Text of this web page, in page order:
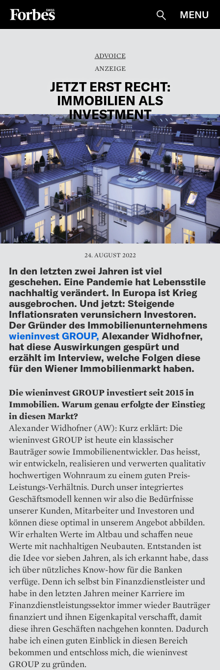
Suche
MENU
ADVOICE
JETZT ERST RECHT:
IMMOBILIEN ALS
INVESTMENT
24. AUGUST 2022
In den letzten zwei Jahren ist viel
geschehen. Eine Pandemie hat Lebensstile
nachhaltig verändert. In Europa ist Krieg
ausgebrochen. Und jetzt: Steigende
Inflationsraten verunsichern Investoren.
Der Gründer des Immobilienunternehmens
wieninvest GROUP, Alexander Widhofner,
hat diese Auswirkungen gespürt und
erzählt im Interview, welche Folgen diese
für den Wiener Immobilienmarkt haben.
Die wieninvest GROUP investiert seit 2015 in
Immobilien. Warum genau erfolgte der Einstieg
in diesen Markt?
Alexander Widhofner (AW): Kurz erklärt: Die
wieninvest GROUP ist heute ein klassischer
Bauträger sowie Immobilienentwickler. Das heisst,
wir entwickeln, realisieren und verwerten qualitativ
hochwertigen Wohnraum zu einem guten Preis-
Leistungs-Verhältnis. Durch unser integriertes
Geschäftsmodell kennen wir also die Bedürfnisse
unserer Kunden, Mitarbeiter und Investoren und
können diese optimal in unserem Angebot abbilden.
Wir erhalten Werte im Altbau und schaffen neue
Werte mit nachhaltigen Neubauten. Entstanden ist
die Idee vor sieben Jahren, als ich erkannt habe, dass
ich über nützliches Know-how für die Banken
verfüge. Denn ich selbst bin Finanzdienstleister und
habe in den letzten Jahren meiner Karriere im
Finanzdienstleistungssektor immer wieder Bauträger
finanziert und ihnen Eigenkapital verschafft, damit
diese ihren Geschäften nachgehen konnten. Dadurch
habe ich einen guten Einblick in diesen Bereich
bekommen und entschloss mich, die wieninvest
GROUP zu gründen.